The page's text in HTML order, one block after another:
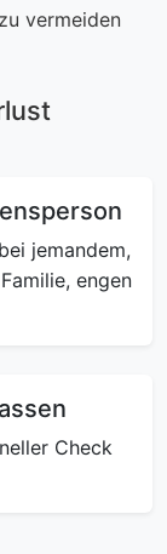
vermeiden
jemandem,
engen
Check